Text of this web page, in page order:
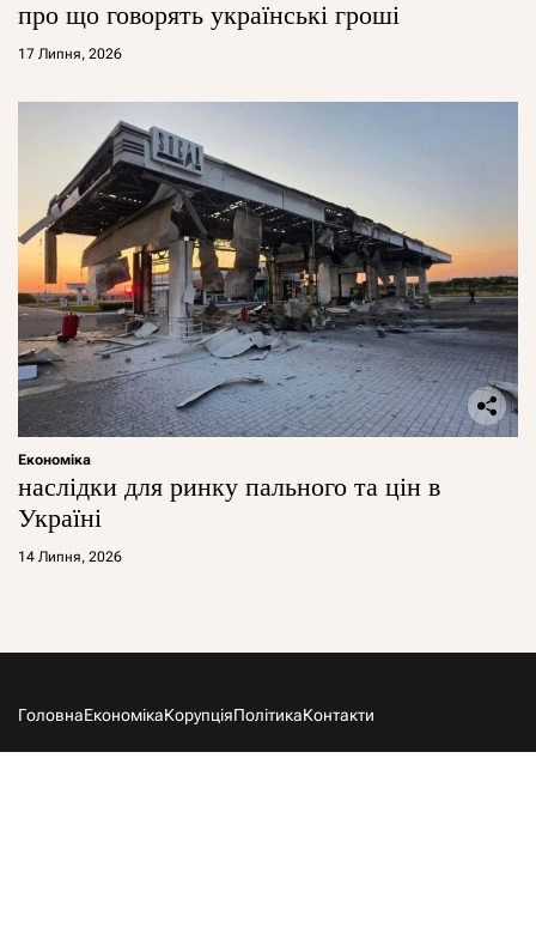
про що говорять українські гроші
17 Липня, 2026
Економіка
наслідки для ринку пального та цін в
Україні
14 Липня, 2026
ГоловнаЕкономікаКорупціяПолітикаКонтакти